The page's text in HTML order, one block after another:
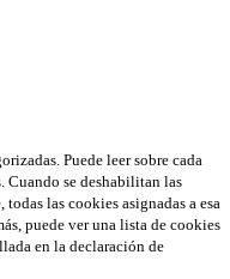
Puede leer sobre cada
Cuando se deshabilitan las
las cookies asignadas a esa
puede ver una lista de cookies
en la declaración de